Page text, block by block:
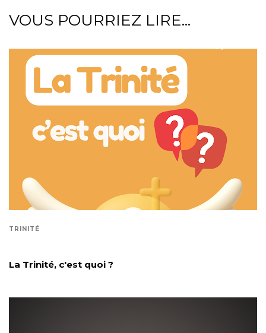
VOUS POURRIEZ LIRE...
TRINITÉ
La Trinité, c'est quoi ?